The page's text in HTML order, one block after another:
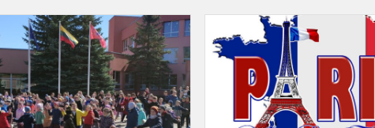
Balandžio
29-
oji
Tarptautinė
šokio